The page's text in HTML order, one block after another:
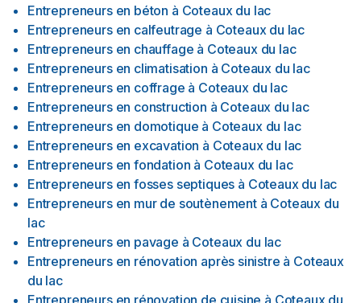
Entrepreneurs en béton à Coteaux du lac
Entrepreneurs en calfeutrage à Coteaux du lac
Entrepreneurs en chauffage à Coteaux du lac
Entrepreneurs en climatisation à Coteaux du lac
Entrepreneurs en coffrage à Coteaux du lac
Entrepreneurs en construction à Coteaux du lac
Entrepreneurs en domotique à Coteaux du lac
Entrepreneurs en excavation à Coteaux du lac
Entrepreneurs en fondation à Coteaux du lac
Entrepreneurs en fosses septiques à Coteaux du lac
Entrepreneurs en mur de soutènement à Coteaux du
lac
Entrepreneurs en pavage à Coteaux du lac
Entrepreneurs en rénovation après sinistre à Coteaux
du lac
Entrepreneurs en rénovation de cuisine à Coteaux du